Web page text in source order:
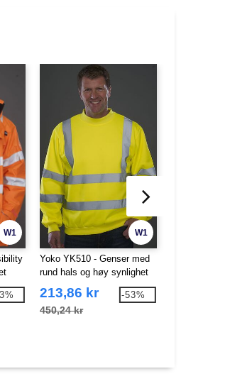
W1 W1
Yoko YK510 - Genser med
rund hals og høy synlighet
213,86 kr
450,24 kr
-53%